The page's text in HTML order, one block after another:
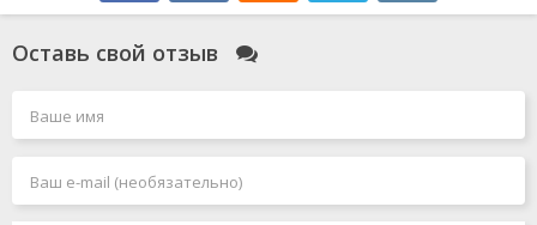
Оставь свой отзыв